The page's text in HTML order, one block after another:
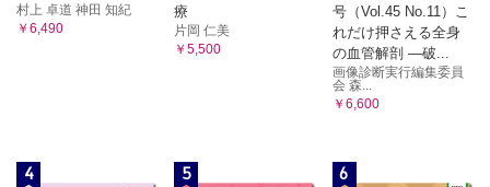
村上 卓道 神田 知紀
￥6,490
療
片岡 仁美
￥5,500
号（Vol.45 No.11）こ
れだけ押さえる全身
の血管解剖 ―破...
画像診断実行編集委員
会 森...
￥6,600
4 5 6